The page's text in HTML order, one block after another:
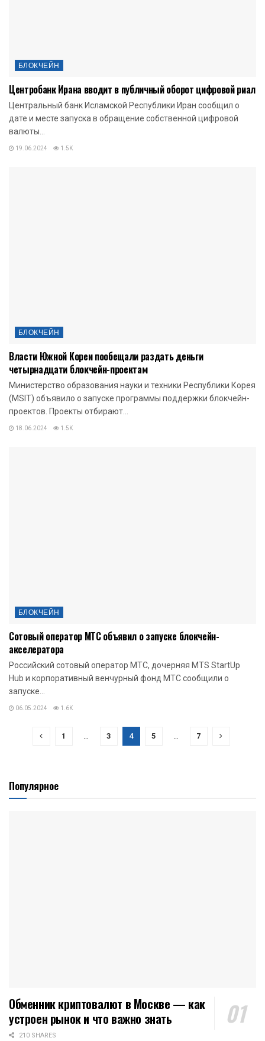
БЛОКЧЕЙН
Центробанк Ирана вводит в публичный оборот цифровой риал
Центральный банк Исламской Республики Иран сообщил о
дате и месте запуска в обращение собственной цифровой
валюты...
19.06.2024 1.5K
БЛОКЧЕЙН
Власти Южной Кореи пообещали раздать деньги
четырнадцати блокчейн-проектам
Министерство образования науки и техники Республики Корея
(MSIT) объявило о запуске программы поддержки блокчейн-
проектов. Проекты отбирают...
18.06.2024 1.5K
БЛОКЧЕЙН
Сотовый оператор МТС объявил о запуске блокчейн-
акселератора
Российский сотовый оператор МТС, дочерняя MTS StartUp
Hub и корпоративный венчурный фонд МТС сообщили о
запуске...
06.05.2024 1.6K
1 … 3 4 5 … 7
Популярное
Обменник криптовалют в Москве — как
устроен рынок и что важно знать
210 SHARES